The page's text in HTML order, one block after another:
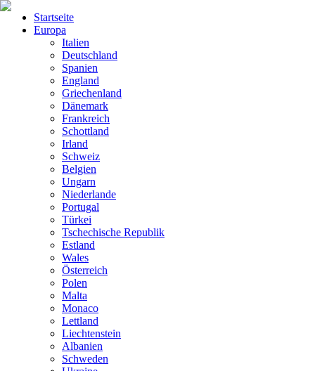
Startseite
Europa
Italien
Deutschland
Spanien
England
Griechenland
Dänemark
Frankreich
Schottland
Irland
Schweiz
Belgien
Ungarn
Niederlande
Portugal
Türkei
Tschechische Republik
Estland
Wales
Österreich
Polen
Malta
Monaco
Lettland
Liechtenstein
Albanien
Schweden